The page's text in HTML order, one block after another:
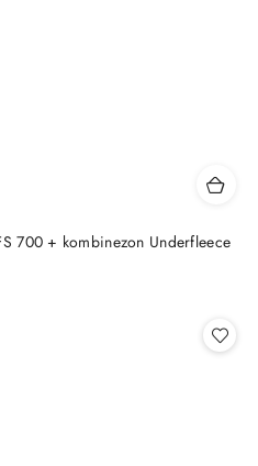
700 + kombinezon Underfleece